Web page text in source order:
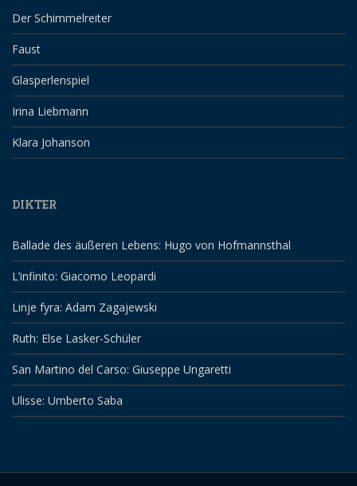
Der Schimmelreiter
Faust
Glasperlenspiel
Irina Liebmann
Klara Johanson
DIKTER
Ballade des äußeren Lebens: Hugo von Hofmannsthal
L’infinito: Giacomo Leopardi
Linje fyra: Adam Zagajewski
Ruth: Else Lasker-Schüler
San Martino del Carso: Giuseppe Ungaretti
Ulisse: Umberto Saba